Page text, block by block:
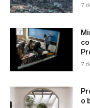
7
7
o